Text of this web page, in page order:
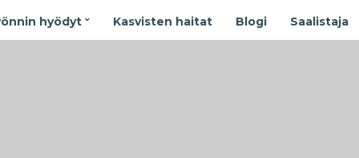
hyödyt Kasvisten haitat Blogi Saalistaja